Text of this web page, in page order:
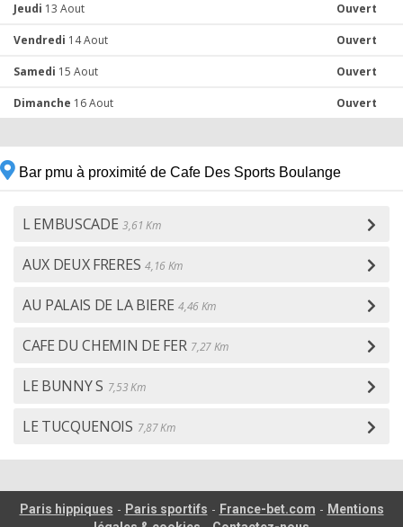
Jeudi 13 Aout Ouvert
Vendredi 14 Aout Ouvert
Samedi 15 Aout Ouvert
Dimanche 16 Aout Ouvert
Bar pmu à proximité de Cafe Des Sports Boulange
L EMBUSCADE 3,61 Km
AUX DEUX FRERES 4,16 Km
AU PALAIS DE LA BIERE 4,46 Km
CAFE DU CHEMIN DE FER 7,27 Km
LE BUNNY S 7,53 Km
LE TUCQUENOIS 7,87 Km
Paris hippiques - Paris sportifs - France-bet.com - Mentions